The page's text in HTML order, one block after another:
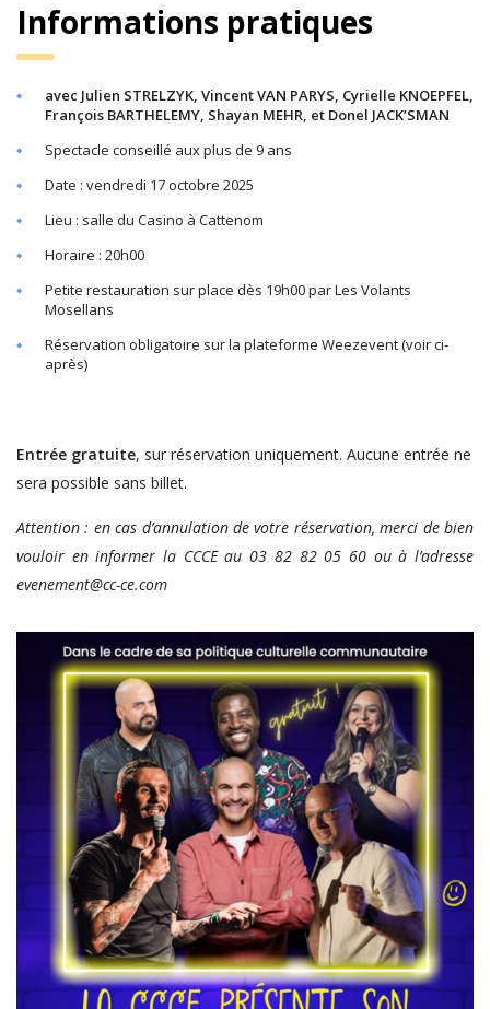
Informations pratiques
avec Julien STRELZYK, Vincent VAN PARYS, Cyrielle KNOEPFEL,
François BARTHELEMY, Shayan MEHR, et Donel JACK’SMAN
Spectacle conseillé aux plus de 9 ans
Date : vendredi 17 octobre 2025
Lieu : salle du Casino à Cattenom
Horaire : 20h00
Petite restauration sur place dès 19h00 par Les Volants
Mosellans
Réservation obligatoire sur la plateforme Weezevent (voir ci-
après)
Entrée gratuite, sur réservation uniquement. Aucune entrée ne
sera possible sans billet.
Attention : en cas d’annulation de votre réservation, merci de bien
vouloir en informer la CCCE au 03 82 82 05 60 ou à l’adresse
evenement@cc-ce.com